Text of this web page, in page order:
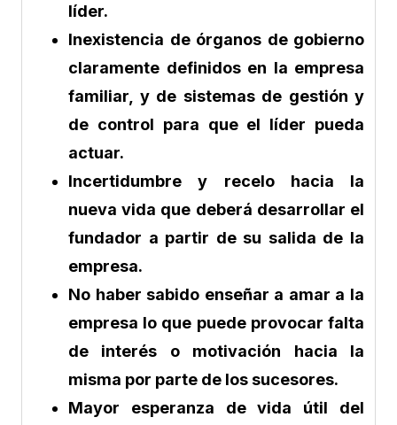
líder.
Inexistencia de órganos de gobierno
claramente definidos en la empresa
familiar, y de sistemas de gestión y
de control para que el líder pueda
actuar.
Incertidumbre y recelo hacia la
nueva vida que deberá desarrollar el
fundador a partir de su salida de la
empresa.
No haber sabido enseñar a amar a la
empresa lo que puede provocar falta
de interés o motivación hacia la
misma por parte de los sucesores.
Mayor esperanza de vida útil del